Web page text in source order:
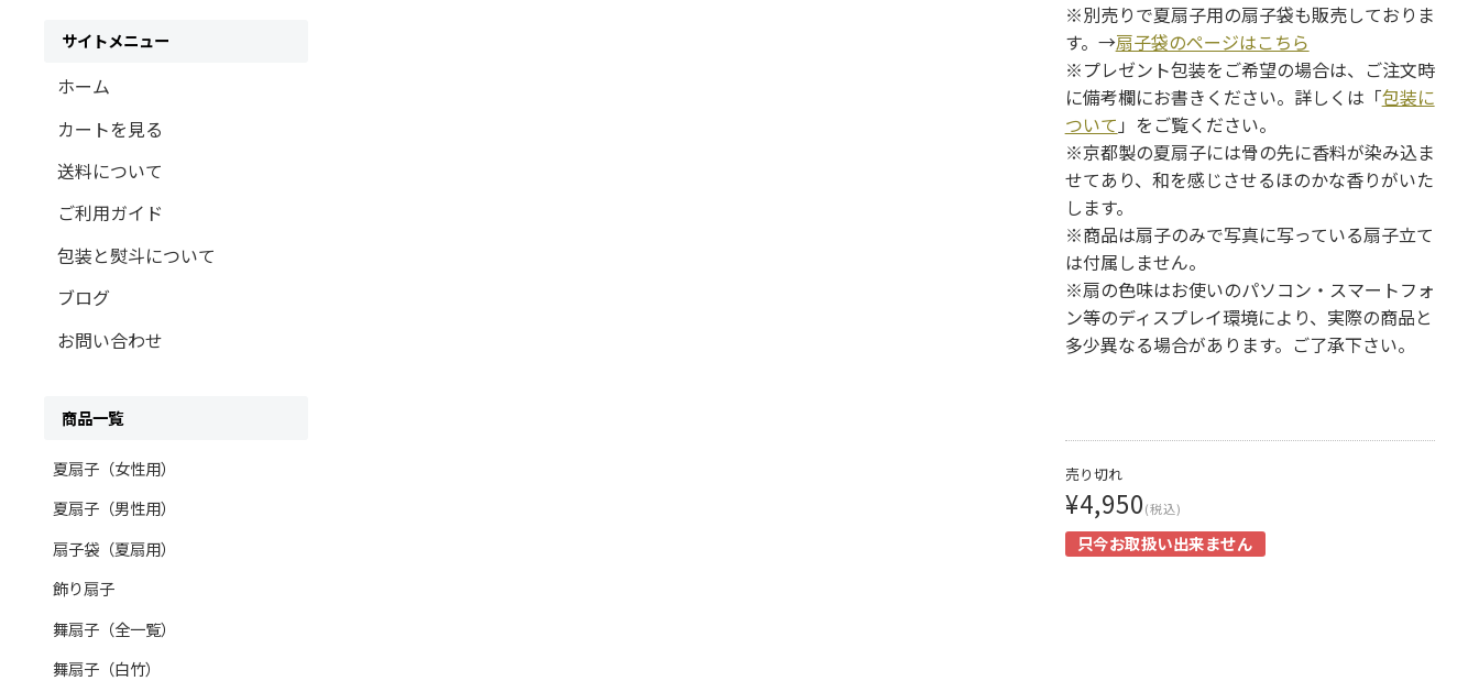
※別売りで夏扇子用の扇子袋も販売しておりま
す。→扇子袋のページはこちら
※プレゼント包装をご希望の場合は、ご注文時
に備考欄にお書きください。詳しくは「包装に
ついて 」をご覧ください。
※京都製の夏扇子には骨の先に香料が染み込ま
せてあり、和を感じさせるほのかな香りがいた
します。
※商品は扇子のみで写真に写っている扇子立て
は付属しません。
※扇の色味はお使いのパソコン・スマートフォ
ン等のディスプレイ環境により、実際の商品と
多少異なる場合があります。ご了承下さい。
売り切れ
¥4,950(税込)
只今お取扱い出来ません
サイトメニュー
ホーム
カートを見る
送料について
ご利用ガイド
包装と熨斗について
ブログ
お問い合わせ
商品一覧
夏扇子（女性用）
夏扇子（男性用）
扇子袋（夏扇用）
飾り扇子
舞扇子（全一覧）
舞扇子（白竹）